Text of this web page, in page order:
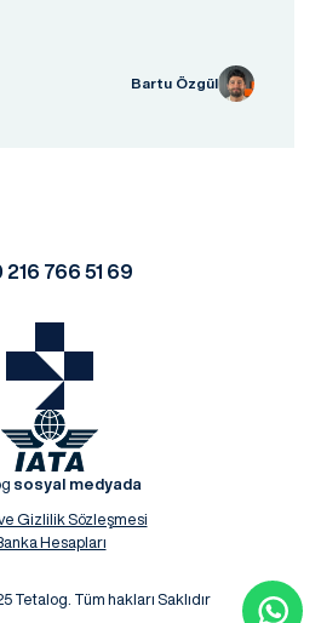
Bartu Özgül
216 766 51 69
sosyal medyada
Gizlilik Sözleşmesi
Hesapları
Tetalog. Tüm hakları Saklıdır